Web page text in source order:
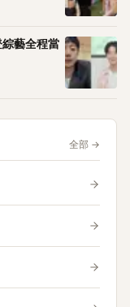
綜藝全程當
全部 →